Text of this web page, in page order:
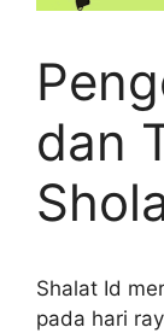
dan
Shalat Id
pada hari